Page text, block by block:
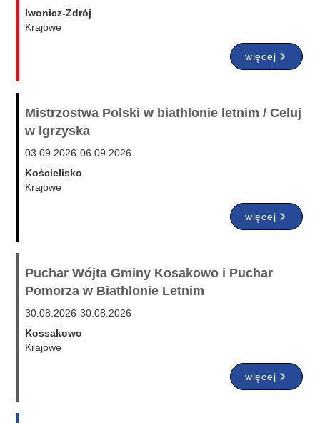
Iwonicz-Zdrój
Krajowe
więcej
Mistrzostwa Polski w biathlonie letnim / Celuj
w Igrzyska
03.09.2026-06.09.2026
Kościelisko
Krajowe
więcej
Puchar Wójta Gminy Kosakowo i Puchar
Pomorza w Biathlonie Letnim
30.08.2026-30.08.2026
Kossakowo
Krajowe
więcej